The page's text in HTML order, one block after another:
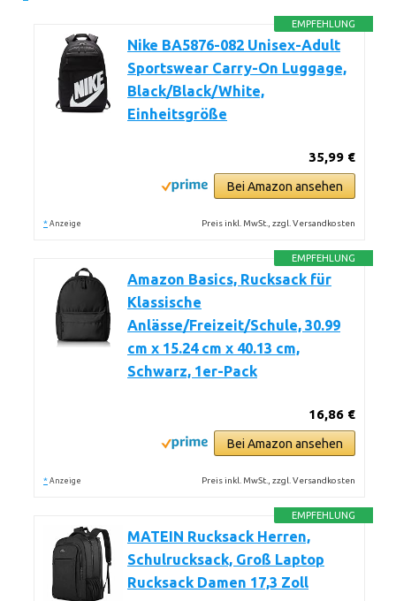
EMPFEHLUNG
Nike BA5876-082 Unisex-Adult
Sportswear Carry-On Luggage,
Black/Black/White,
Einheitsgröße
35,99 €
Bei Amazon ansehen
* Anzeige Preis inkl. MwSt., zzgl. Versandkosten
EMPFEHLUNG
Amazon Basics, Rucksack für
Klassische
Anlässe/Freizeit/Schule, 30.99
cm x 15.24 cm x 40.13 cm,
Schwarz, 1er-Pack
16,86 €
Bei Amazon ansehen
* Anzeige Preis inkl. MwSt., zzgl. Versandkosten
EMPFEHLUNG
MATEIN Rucksack Herren,
Schulrucksack, Groß Laptop
Rucksack Damen 17,3 Zoll